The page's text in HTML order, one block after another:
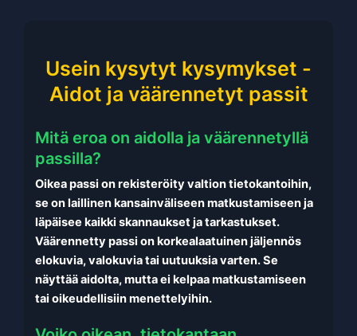
Usein kysytyt kysymykset -
Aidot ja väärennetyt passit
Mitä eroa on aidolla ja väärennetyllä
passilla?
Oikea passi on rekisteröity valtion tietokantoihin,
se on laillinen kansainväliseen matkustamiseen ja
läpäisee kaikki skannaukset ja tarkastukset.
Väärennetty passi on korkealaatuinen jäljennös
elokuvia, valokuvia tai uutuuksia varten. Se
näyttää aidolta, mutta ei kelpaa matkustamiseen
tai oikeudellisiin menettelyihin.